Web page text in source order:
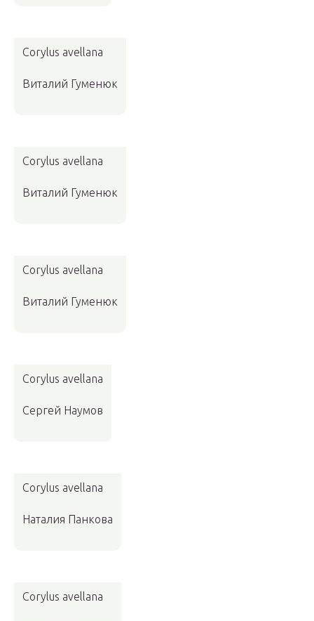
Corylus avellana
Виталий Гуменюк
Corylus avellana
Виталий Гуменюк
Corylus avellana
Виталий Гуменюк
Corylus avellana
Сергей Наумов
Corylus avellana
Наталия Панкова
Corylus avellana